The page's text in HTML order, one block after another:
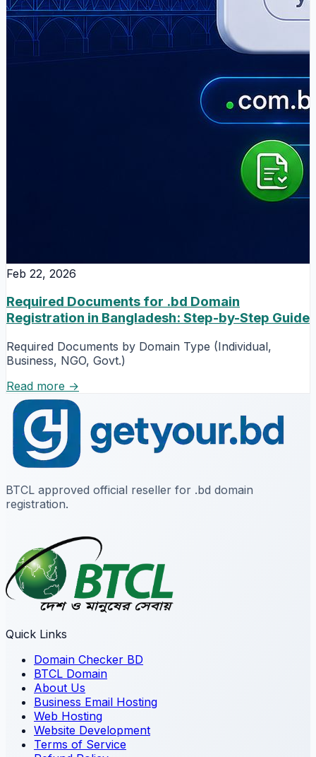
Feb 22, 2026
Required Documents for .bd Domain
Registration in Bangladesh: Step-by-Step Guide
Required Documents by Domain Type (Individual,
Business, NGO, Govt.)
Read more →
BTCL approved official reseller for .bd domain
registration.
Quick Links
Domain Checker BD
BTCL Domain
About Us
Business Email Hosting
Web Hosting
Website Development
Terms of Service